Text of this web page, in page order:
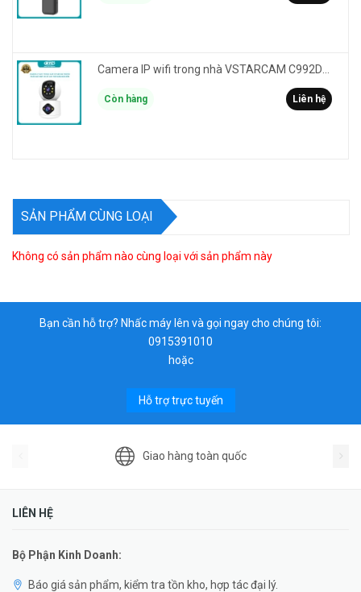
Còn hàng Liên hệ
SẢN PHẨM CÙNG LOẠI
Không có sản phẩm nào cùng loại với sản phẩm này
Bạn cần hỗ trợ? Nhấc máy lên và gọi ngay cho chúng tôi:
0915391010
hoặc
Hỗ trợ trực tuyến
Giao hàng toàn quốc
LIÊN HỆ
Bộ Phận Kinh Doanh:
Báo giá sản phẩm, kiểm tra tồn kho, hợp tác đại lý.